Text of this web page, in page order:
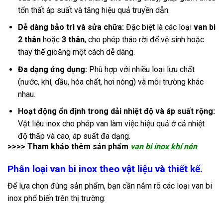
tổn thất áp suất và tăng hiệu quả truyền dẫn.
Dễ dàng bảo trì và sửa chữa:Đặc biệt là các loại van bi
2 thânhoặc 3 thân, cho phép tháo rời để vệ sinh hoặc
thay thế gioăng một cách dễ dàng.
Đa dạng ứng dụng:Phù hợp với nhiều loại lưu chất
(nước, khí, dầu, hóa chất, hơi nóng) và môi trường khác
nhau.
Hoạt động ổn định trong dải nhiệt độ và áp suất rộng:
Vật liệu inox cho phép van làm việc hiệu quả ở cả nhiệt
độ thấp và cao, áp suất đa dạng.
>>>> Tham khảo thêm sản phẩm van bi inox khí nén
Phân loại van bi inox theo vật liệu và thiết kế.
Để lựa chọn đúng sản phẩm, bạn cần nắm rõ các loại van bi
inox phổ biến trên thị trường: